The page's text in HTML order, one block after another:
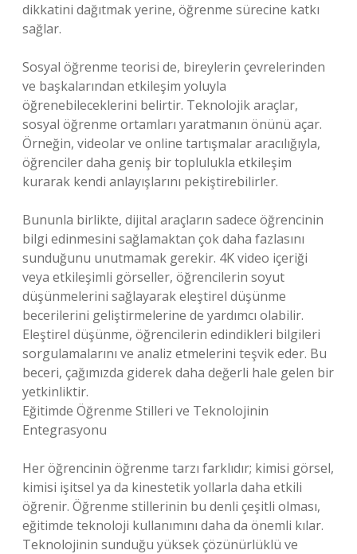
dikkatini dağıtmak yerine, öğrenme sürecine katkı
sağlar.
Sosyal öğrenme teorisi de, bireylerin çevrelerinden
ve başkalarından etkileşim yoluyla
öğrenebileceklerini belirtir. Teknolojik araçlar,
sosyal öğrenme ortamları yaratmanın önünü açar.
Örneğin, videolar ve online tartışmalar aracılığıyla,
öğrenciler daha geniş bir toplulukla etkileşim
kurarak kendi anlayışlarını pekiştirebilirler.
Bununla birlikte, dijital araçların sadece öğrencinin
bilgi edinmesini sağlamaktan çok daha fazlasını
sunduğunu unutmamak gerekir. 4K video içeriği
veya etkileşimli görseller, öğrencilerin soyut
düşünmelerini sağlayarak eleştirel düşünme
becerilerini geliştirmelerine de yardımcı olabilir.
Eleştirel düşünme, öğrencilerin edindikleri bilgileri
sorgulamalarını ve analiz etmelerini teşvik eder. Bu
beceri, çağımızda giderek daha değerli hale gelen bir
yetkinliktir.
Eğitimde Öğrenme Stilleri ve Teknolojinin
Entegrasyonu
Her öğrencinin öğrenme tarzı farklıdır; kimisi görsel,
kimisi işitsel ya da kinestetik yollarla daha etkili
öğrenir. Öğrenme stillerinin bu denli çeşitli olması,
eğitimde teknoloji kullanımını daha da önemli kılar.
Teknolojinin sunduğu yüksek çözünürlüklü ve